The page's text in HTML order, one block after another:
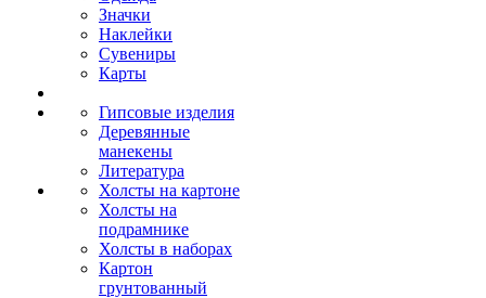
Значки
Наклейки
Сувениры
Карты
Гипсовые изделия
Деревянные
манекены
Литература
Холсты на картоне
Холсты на
подрамнике
Холсты в наборах
Картон
грунтованный